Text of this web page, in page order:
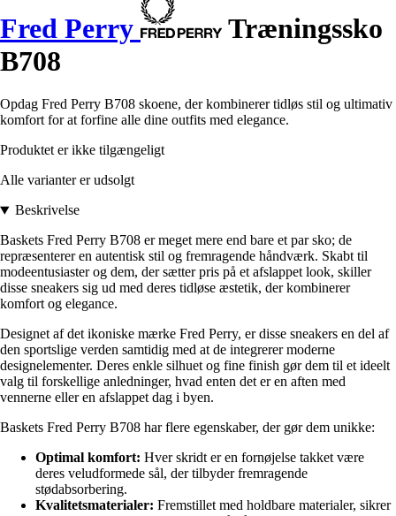
Fred Perry
Træningssko
B708
Opdag Fred Perry B708 skoene, der kombinerer tidløs stil og ultimativ
komfort for at forfine alle dine outfits med elegance.
Produktet er ikke tilgængeligt
Alle varianter er udsolgt
Beskrivelse
Baskets Fred Perry B708 er meget mere end bare et par sko; de
repræsenterer en autentisk stil og fremragende håndværk. Skabt til
modeentusiaster og dem, der sætter pris på et afslappet look, skiller
disse sneakers sig ud med deres tidløse æstetik, der kombinerer
komfort og elegance.
Designet af det ikoniske mærke Fred Perry, er disse sneakers en del af
den sportslige verden samtidig med at de integrerer moderne
designelementer. Deres enkle silhuet og fine finish gør dem til et ideelt
valg til forskellige anledninger, hvad enten det er en aften med
vennerne eller en afslappet dag i byen.
Baskets Fred Perry B708 har flere egenskaber, der gør dem unikke:
Optimal komfort: Hver skridt er en fornøjelse takket være
deres veludformede sål, der tilbyder fremragende
stødabsorbering.
Kvalitetsmaterialer: Fremstillet med holdbare materialer, sikrer